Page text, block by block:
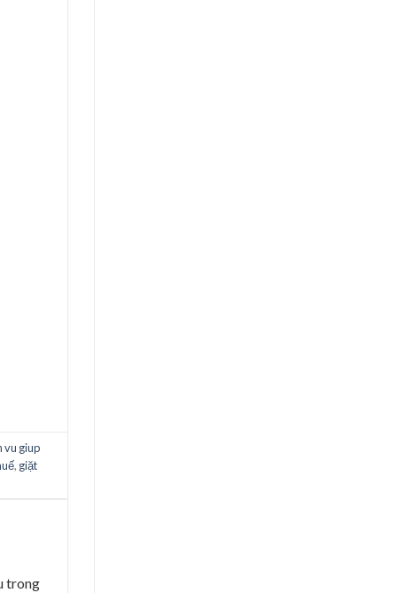
vu giup
, giặt
trong